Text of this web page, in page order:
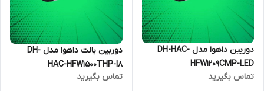
دوربین داهوا مدل DH-HAC-
HFW1209CMP-LED
تماس بگیرید
دوربین بالت داهوا مدل DH-
HAC-HFW1500THP-I8
تماس بگیرید